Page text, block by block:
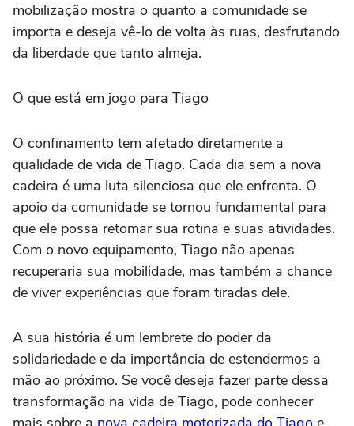
mobilização mostra o quanto a comunidade se
importa e deseja vê-lo de volta às ruas, desfrutando
da liberdade que tanto almeja.
O que está em jogo para Tiago
O confinamento tem afetado diretamente a
qualidade de vida de Tiago. Cada dia sem a nova
cadeira é uma luta silenciosa que ele enfrenta. O
apoio da comunidade se tornou fundamental para
que ele possa retomar sua rotina e suas atividades.
Com o novo equipamento, Tiago não apenas
recuperaria sua mobilidade, mas também a chance
de viver experiências que foram tiradas dele.
A sua história é um lembrete do poder da
solidariedade e da importância de estendermos a
mão ao próximo. Se você deseja fazer parte dessa
transformação na vida de Tiago, pode conhecer